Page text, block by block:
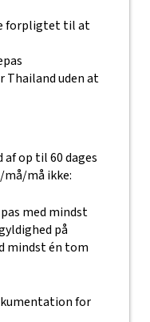
forpligtet til at
Thailand uden at
op til 60 dages
må/må ikke:
med mindst
på
mindst én tom
for